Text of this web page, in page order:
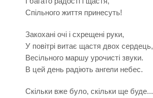
Спільного життя принесуть!
Закохані очі і схрещені руки,
У повітрі витає щастя двох сердець,
Весільного маршу урочисті звуки.
В цей день радіють ангели небес.
Скільки вже було, скільки ще буде...